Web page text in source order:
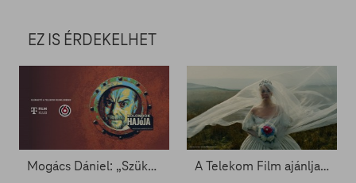
EZ IS ÉRDEKELHET
Mogács Dániel: „Szükségem van az adrenalinra” A Telekom Film ajánlja - premierfilmek áprilisban